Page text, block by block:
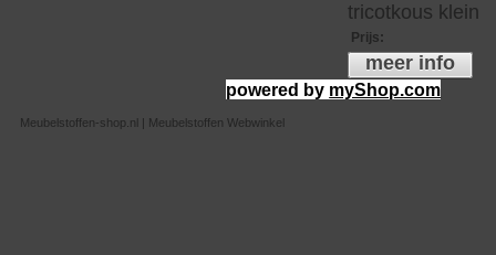
tricotkous klein
Prijs:
meer info
powered by myShop.com
Meubelstoffen-shop.nl | Meubelstoffen Webwinkel